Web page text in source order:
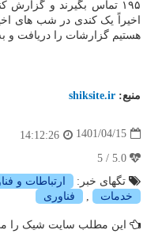
۱۹۵ تماس بگیرند و گزارش
اخیراً یک کندی در شب های
هستیم گزارشات را دریافت و
منبع: shiksite.ir
1401/04/15
14:12:26
تگهای خبر:
ارتباطات و
خدمات
فناوری
این مطلب سایت شیک را